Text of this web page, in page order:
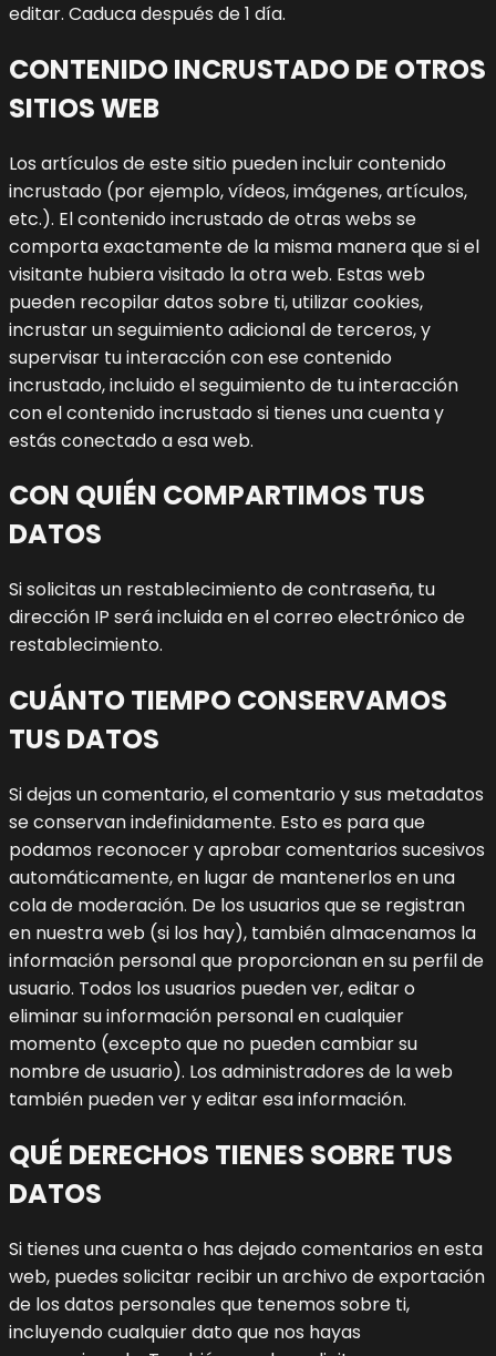
editar. Caduca después de 1 día.
CONTENIDO INCRUSTADO DE OTROS
SITIOS WEB
Los artículos de este sitio pueden incluir contenido
incrustado (por ejemplo, vídeos, imágenes, artículos,
etc.). El contenido incrustado de otras webs se
comporta exactamente de la misma manera que si el
visitante hubiera visitado la otra web. Estas web
pueden recopilar datos sobre ti, utilizar cookies,
incrustar un seguimiento adicional de terceros, y
supervisar tu interacción con ese contenido
incrustado, incluido el seguimiento de tu interacción
con el contenido incrustado si tienes una cuenta y
estás conectado a esa web.
CON QUIÉN COMPARTIMOS TUS
DATOS
Si solicitas un restablecimiento de contraseña, tu
dirección IP será incluida en el correo electrónico de
restablecimiento.
CUÁNTO TIEMPO CONSERVAMOS
TUS DATOS
Si dejas un comentario, el comentario y sus metadatos
se conservan indefinidamente. Esto es para que
podamos reconocer y aprobar comentarios sucesivos
automáticamente, en lugar de mantenerlos en una
cola de moderación. De los usuarios que se registran
en nuestra web (si los hay), también almacenamos la
información personal que proporcionan en su perfil de
usuario. Todos los usuarios pueden ver, editar o
eliminar su información personal en cualquier
momento (excepto que no pueden cambiar su
nombre de usuario). Los administradores de la web
también pueden ver y editar esa información.
QUÉ DERECHOS TIENES SOBRE TUS
DATOS
Si tienes una cuenta o has dejado comentarios en esta
web, puedes solicitar recibir un archivo de exportación
de los datos personales que tenemos sobre ti,
incluyendo cualquier dato que nos hayas